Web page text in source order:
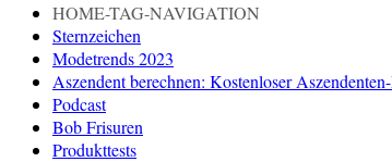
HOME-TAG-NAVIGATION
Sternzeichen
Modetrends 2023
Aszendent berechnen: Kostenloser
Podcast
Bob Frisuren
Produkttests